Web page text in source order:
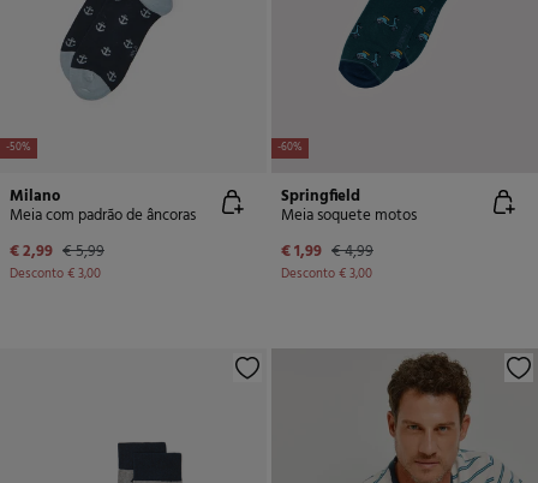
-50%
Milano
Meia com padrão de âncoras
€ 2,99 € 5,99
Desconto€ 3,00
-60%
Springfield
Meia soquete motos
€ 1,99 € 4,99
Desconto€ 3,00